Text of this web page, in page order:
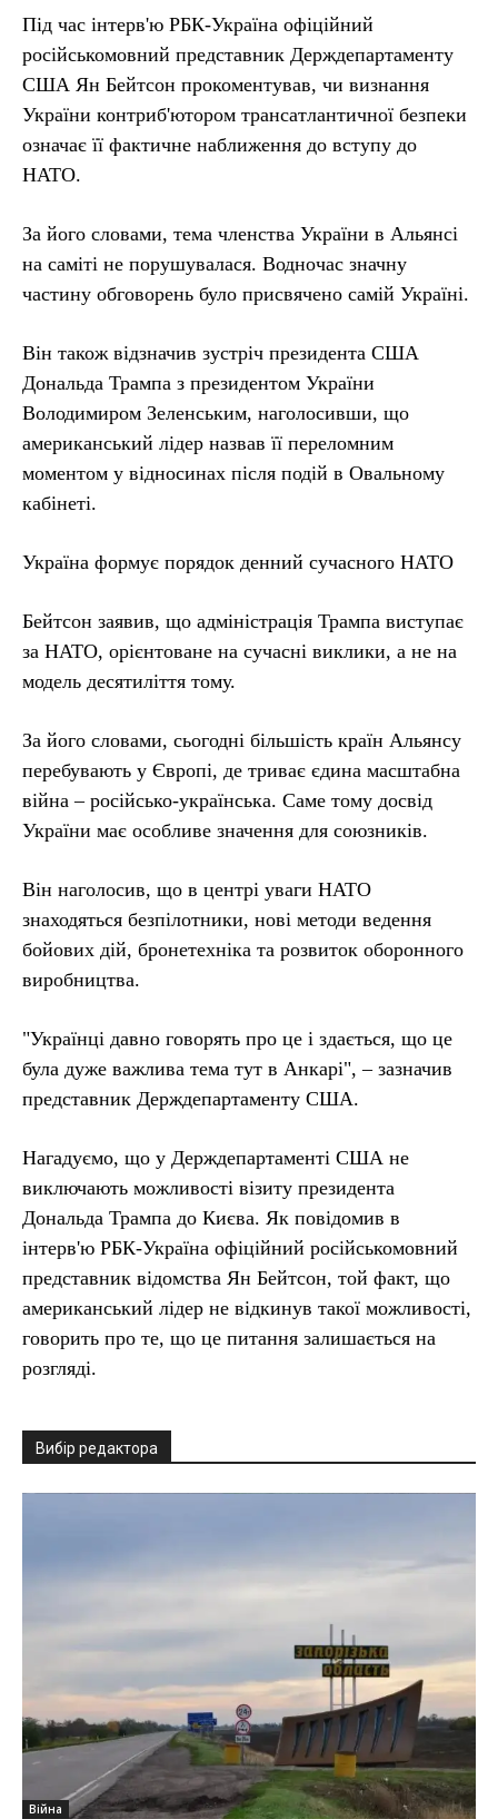
Під час інтерв'ю РБК-Україна офіційний
російськомовний представник Держдепартаменту
США Ян Бейтсон прокоментував, чи визнання
України контриб'ютором трансатлантичної безпеки
означає її фактичне наближення до вступу до
НАТО.
За його словами, тема членства України в Альянсі
на саміті не порушувалася. Водночас значну
частину обговорень було присвячено самій Україні.
Він також відзначив зустріч президента США
Дональда Трампа з президентом України
Володимиром Зеленським, наголосивши, що
американський лідер назвав її переломним
моментом у відносинах після подій в Овальному
кабінеті.
Україна формує порядок денний сучасного НАТО
Бейтсон заявив, що адміністрація Трампа виступає
за НАТО, орієнтоване на сучасні виклики, а не на
модель десятиліття тому.
За його словами, сьогодні більшість країн Альянсу
перебувають у Європі, де триває єдина масштабна
війна – російсько-українська. Саме тому досвід
України має особливе значення для союзників.
Він наголосив, що в центрі уваги НАТО
знаходяться безпілотники, нові методи ведення
бойових дій, бронетехніка та розвиток оборонного
виробництва.
"Українці давно говорять про це і здається, що це
була дуже важлива тема тут в Анкарі", – зазначив
представник Держдепартаменту США.
Нагадуємо, що у Держдепартаменті США не
виключають можливості візиту президента
Дональда Трампа до Києва. Як повідомив в
інтерв'ю РБК-Україна офіційний російськомовний
представник відомства Ян Бейтсон, той факт, що
американський лідер не відкинув такої можливості,
говорить про те, що це питання залишається на
розгляді.
Вибір редактора
Війна